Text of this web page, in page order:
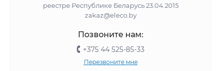
реестре Республике Беларусь 23.04.2015
zakaz@eleco.by
Позвоните нам:
+375 44 525-85-33
Перезвоните мне